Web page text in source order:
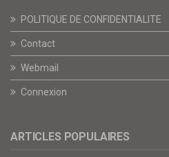
POLITIQUE DE CONFIDENTIALITE
Contact
Webmail
Connexion
ARTICLES POPULAIRES